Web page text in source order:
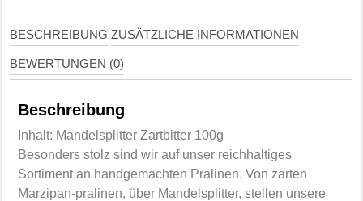
BESCHREIBUNG ZUSÄTZLICHE INFORMATIONEN
BEWERTUNGEN (0)
Beschreibung
Inhalt: Mandelsplitter Zartbitter 100g
Besonders stolz sind wir auf unser reichhaltiges
Sortiment an handgemachten Pralinen. Von zarten
Marzipan-pralinen, über Mandelsplitter, stellen unsere